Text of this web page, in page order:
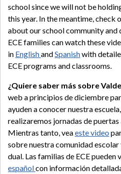
school since we will not be
this year. In the meantime, check
about our school community and
ECE families can watch these
in EnglishandSpanishwith
ECE programs and classrooms.
¿Quiere saber más sobre
web a principios de diciembre
ayuden a conocer nuestra
realizaremos jornadas de puertas
Mientras tanto, veaeste video
sobre nuestra comunidad
dual. Las familias de ECE pueden
españolcon información